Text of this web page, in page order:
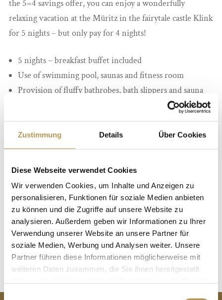
Zustimmung Details Über Cookies
Diese Webseite verwendet Cookies
Wir verwenden Cookies, um Inhalte und Anzeigen zu
personalisieren, Funktionen für soziale Medien anbieten
zu können und die Zugriffe auf unsere Website zu
analysieren. Außerdem geben wir Informationen zu Ihrer
Verwendung unserer Website an unsere Partner für
soziale Medien, Werbung und Analysen weiter. Unsere
Partner führen diese Informationen möglicherweise mit
weiteren Daten zusammen, die Sie ihnen bereitgestellt
the 5=4 savings offer, you can enjoy a wonderfully
relaxing vacation at the Müritz in the fairytale castle Klink
for 5 nights – but only pay for 4 nights!
5 nights – breakfast buffet included
Use of swimming pool, saunas and fitness room
Provision of fluffy bathrobes, bath slippers and sauna
Free WLAN
Travel period: Arrival daily / except holidays. Bookable
subject to availability on selected dates.
BOOK NOW